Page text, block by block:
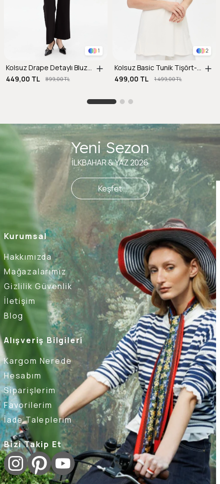
1
Kolsuz Drape Detaylı Bluz-SİYAH
449,00 TL
899,00 TL
2
Kolsuz Basic Tunik Tişört-KEMIK
499,00 TL
1.499,00 TL
Kurumsal
Hakkımızda
Mağazalarımız
Gizlilik Güvenlik
İletişim
Blog
Alışveriş Bilgileri
Kargom Nerede
Hesabım
Siparişlerim
Favorilerim
İade Taleplerim
Bizi Takip Et
Yeni Sezon
İLKBAHAR & YAZ 2026
Keşfet